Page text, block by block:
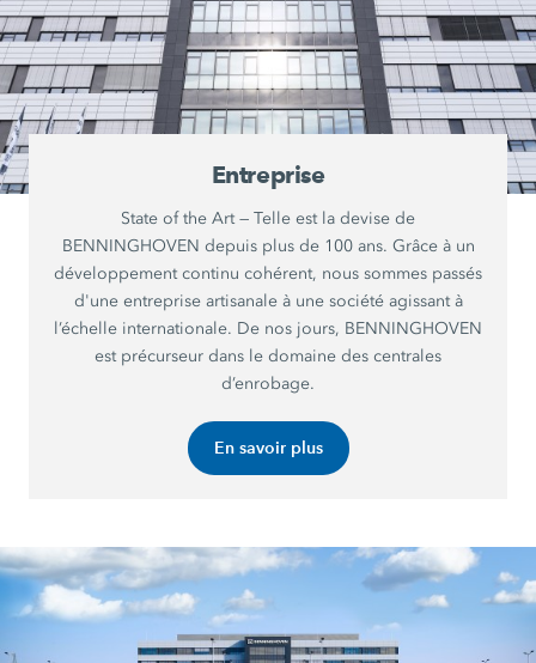
Entreprise
State of the Art — Telle est la devise de
BENNINGHOVEN depuis plus de 100 ans. Grâce à un
développement continu cohérent, nous sommes passés
d'une entreprise artisanale à une société agissant à
l’échelle internationale. De nos jours, BENNINGHOVEN
est précurseur dans le domaine des centrales
d’enrobage.
En savoir plus